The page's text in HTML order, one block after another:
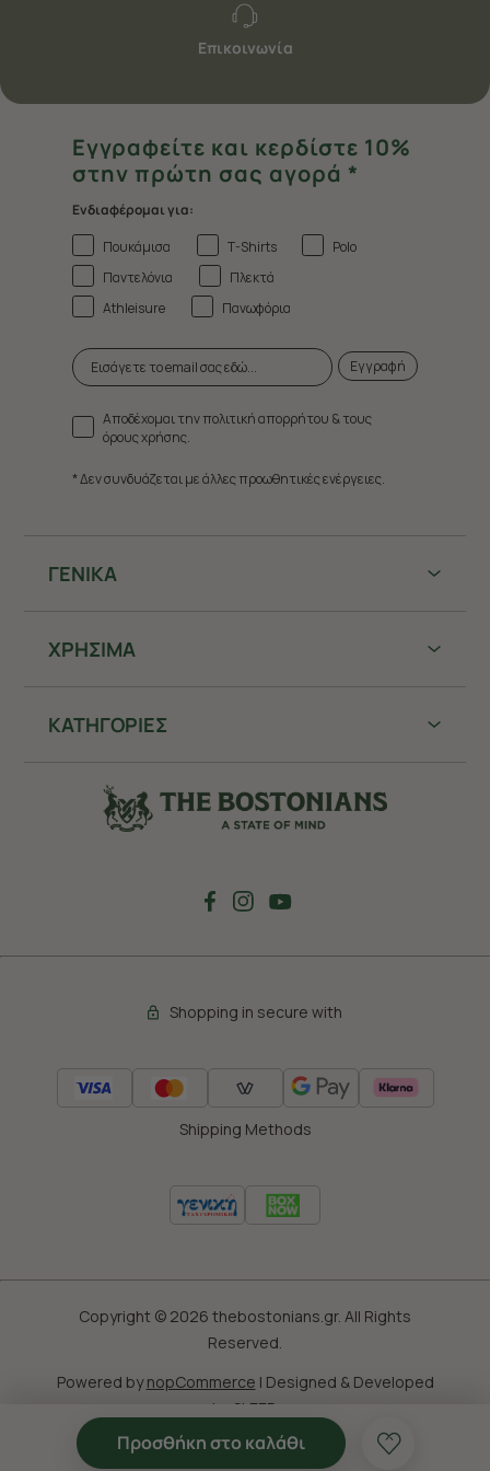
Προσθήκη στο καλάθι
Επικοινωνία
ΓΕΝΙΚΑ
ΧΡHΣΙΜΑ
ΚΑΤΗΓΟΡΙΕΣ
Εγγραφείτε και κερδίστε 10%
στην πρώτη σας αγορά *
Ενδιαφέρομαι για:
Πουκάμισα
T-Shirts
Polo
Παντελόνια
Πλεκτά
Athleisure
Πανωφόρια
Εγγραφή
Αποδέχομαι την πολιτική απορρήτου & τους
όρους χρήσης.
* Δεν συνδυάζεται με άλλες προωθητικές ενέργειες.
Shopping in secure with
Shipping Methods
Copyright © 2026 thebostonians.gr. All Rights
Reserved.
Powered bynopCommerce | Designed & Developed
by
SLEED
'Οροι ΧρησηςΠολιτική CookiesΠροσωπικά Δεδομένα